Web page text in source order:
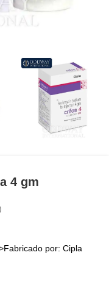
4 gm
por: Cipla